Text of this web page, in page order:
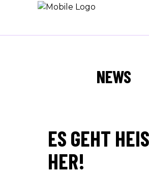
NEWS
ES GEHT
ER!